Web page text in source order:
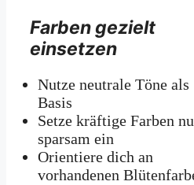
Farben gezielt
einsetzen
Nutze neutrale Töne als
Basis
Setze kräftige Farben
sparsam ein
Orientiere dich an
vorhandenen